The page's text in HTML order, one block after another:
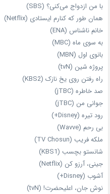
با من ازدواج می‌کنی؟ (SBS)
همان‌ طور که کنارم ایستادی (Netflix)
خانم ناشناس (ENA)
به سوی ماه (MBC)
بانوی اول (MBN)
پروژه شین (tvN)
راه رفتن روی یخ نازک (KBS2)
صد خاطره (jTBC)
جوانی من (jTBC)
رود تیره (Disney+)
بی‌ رحم (Wavve)
ملکه فریب (TV Chosun)
شانستو بچسب (KBS1)
جینی، آرزو کن (Netflix)
آشوب (Disney+)
نوش جان، اعلیحضرت! (tvN)